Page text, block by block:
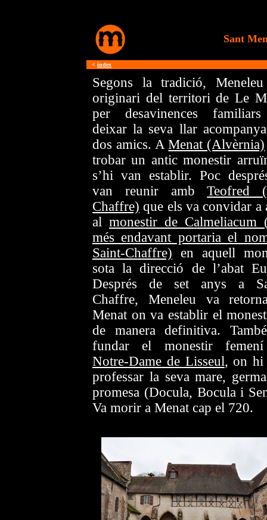
Sant
< índex
Segons la tradició,
originari del territori de Le
per desavinences
deixar la seva llar
dos amics. AMenat (Alvèrnia)
trobar un antic monestir
s’hi van establir. Poc
van reunir ambTeofred
Chaffre) que els va convidar a
al monestir de Calmeliacum
més endavant portaria el
Saint-Chaffre) en aquell
sota la direcció de l’abat
Després de set anys a
Chaffre, Meneleu va
Menat on va establir el
de manera definitiva.
fundar el monestir
Notre-Dame de Lisseul, on hi
professar la seva mare,
promesa (Docula, Bocula i
Va morir a Menat cap el 720.